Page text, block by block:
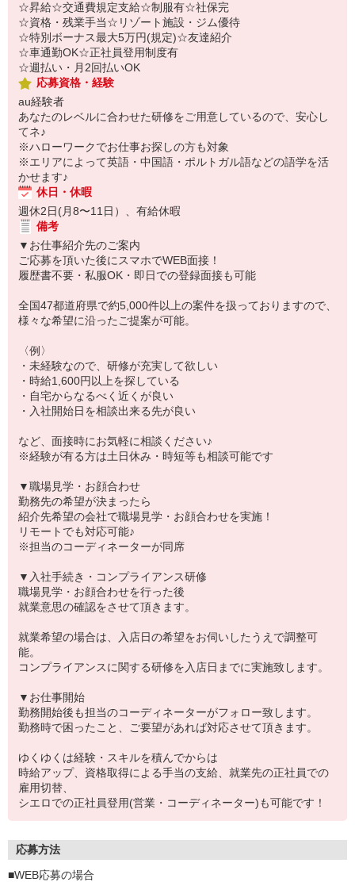
☆昇給☆交通費規定支給☆制服有☆社保完
☆資格・残業手当☆リゾート施設・ジム優待
☆特別ボーナス最大5万円(規定)☆友達紹介
☆車通勤OK☆正社員登用制度有
☆週払い・月2回払いOK
応募資格・経験
au経験者
あなたのレベルに合わせた研修をご用意しているので、安心し
てネ♪
※ハローワークでお仕事お探しの方も対象
※エリアによって英語・中国語・ポルトガル語などの語学を活
かせます♪
休日・休暇
週休2日(月8〜11日）、有給休暇
備考
▼お仕事紹介先のご案内
ご応募を頂いた後にスマホでWEB面接！
履歴書不要・私服OK・即日での登録面接も可能
全国47都道府県で約5,000件以上の案件を扱っておりますので、
様々な希望に沿ったご提案が可能。
〈例〉
・未経験なので、研修が充実して欲しい
・時給1,600円以上を探している
・自宅からなるべく近くが良い
・入社開始日を相談出来る先が良い
など、面接時にお気軽に相談ください♪
※経験が有る方は土日休み・時短等も相談可能です
▼職場見学・お顔合わせ
勤務先の希望が決まったら
紹介先希望の会社で職場見学・お顔合わせを実施！
リモートでも対応可能♪
※担当のコーディネーターが同席
▼入社手続き・コンプライアンス研修
職場見学・お顔合わせを行った後
就業意思の確認をさせて頂きます。
就業希望の場合は、入店日の希望をお伺いしたうえで調整可
能。
コンプライアンスに関する研修を入店日までに実施致します。
▼お仕事開始
勤務開始後も担当のコーディネーターがフォロー致します。
勤務時で困ったこと、ご要望があれば対応させて頂きます。
ゆくゆくは経験・スキルを積んでからは
時給アップ、資格取得による手当の支給、就業先の正社員での
雇用切替、
シエロでの正社員登用(営業・コーディネーター)も可能です！
応募方法
■WEB応募の場合